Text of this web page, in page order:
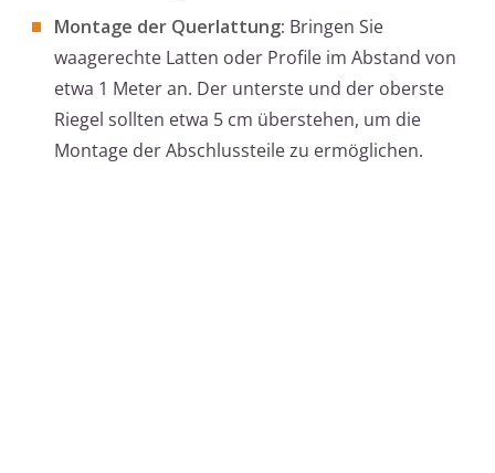
Montage der Querlattung: Bringen Sie
waagerechte Latten oder Profile im Abstand von
etwa 1 Meter an. Der unterste und der oberste
Riegel sollten etwa 5 cm überstehen, um die
Montage der Abschlussteile zu ermöglichen.